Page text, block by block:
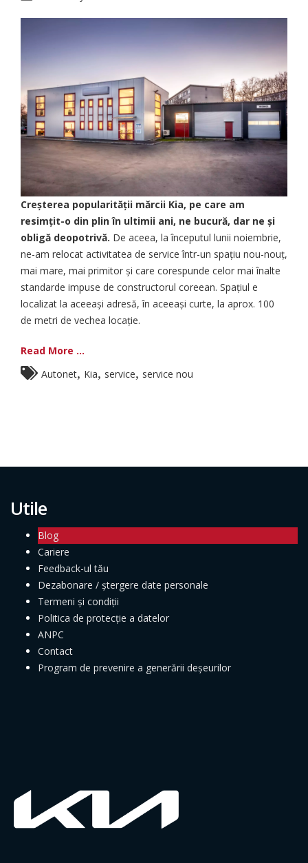
Creșterea popularității mărcii Kia, pe care am
resimțit-o din plin în ultimii ani, ne bucură, dar ne și
obligă deopotrivă. De aceea, la începutul lunii noiembrie,
ne-am relocat activitatea de service într-un spațiu nou-nouț,
mai mare, mai primitor și care corespunde celor mai înalte
standarde impuse de constructorul coreean. Spațiul e
localizat la aceeași adresă, în aceeași curte, la aprox. 100
de metri de vechea locație.
Read More ...
Autonet Kia service service nou
Utile
Blog
Cariere
Feedback-ul tău
Dezabonare / ștergere date personale
Termeni și condiții
Politica de protecție a datelor
ANPC
Contact
Program de prevenire a generării deșeurilor